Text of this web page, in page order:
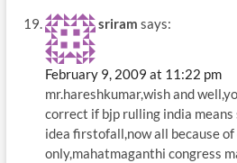
sriram says:
February 9, 2009 at 11:22 pm
mr.hareshkumar,wish and
correct if bjp rulling india
idea firstofall,now all because
only,mahatmaganthi congress